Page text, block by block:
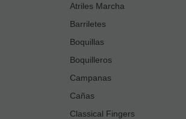
Atriles Marcha
Barriletes
Boquillas
Boquilleros
Campanas
Cañas
Classical Fingers